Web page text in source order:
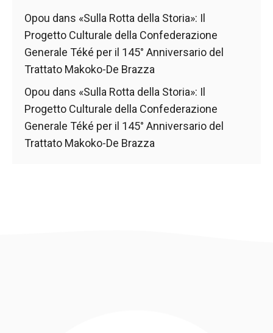
Opou dans «Sulla Rotta della Storia»: Il
Progetto Culturale della Confederazione
Generale Téké per il 145° Anniversario del
Trattato Makoko-De Brazza
Opou dans «Sulla Rotta della Storia»: Il
Progetto Culturale della Confederazione
Generale Téké per il 145° Anniversario del
Trattato Makoko-De Brazza